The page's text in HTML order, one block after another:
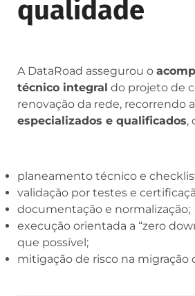
qualidade
A DataRoad assegurou o
técnico integral do projeto de
renovação da rede, recorrendo a
especializados e qualificados,
planeamento técnico e
validação por testes e
documentação e normalização;
execução orientada a “zero
que possível;
mitigação de risco na migração